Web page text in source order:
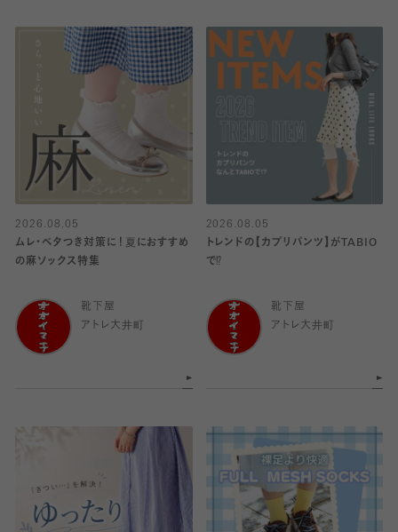
2026.08.05
ムレ・ベタつき対策に！夏におすすめ
の麻ソックス特集
靴下屋
アトレ大井町
2026.08.05
トレンドの【カプリパンツ】がTABIO
で⁉︎
靴下屋
アトレ大井町